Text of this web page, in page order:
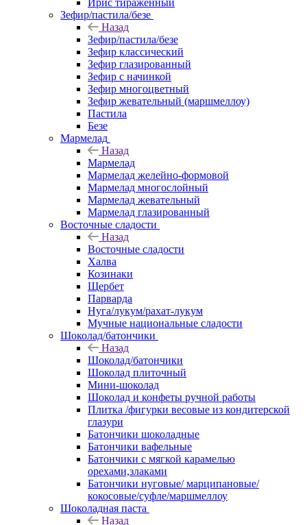
Ирис тираженный
Зефир/пастила/безе
Назад
Зефир/пастила/безе
Зефир классический
Зефир глазированный
Зефир с начинкой
Зефир многоцветный
Зефир жевательный (маршмеллоу)
Пастила
Безе
Мармелад
Назад
Мармелад
Мармелад желейно-формовой
Мармелад многослойный
Мармелад жевательный
Мармелад глазированный
Восточные сладости
Назад
Восточные сладости
Халва
Козинаки
Щербет
Парварда
Нуга/лукум/рахат-лукум
Мучные национальные сладости
Шоколад/батончики
Назад
Шоколад/батончики
Шоколад плиточный
Мини-шоколад
Шоколад и конфеты ручной работы
Плитка /фигурки весовые из кондитерской
глазури
Батончики шоколадные
Батончики вафельные
Батончики с мягкой карамелью
орехами,злаками
Батончики нуговые/ марципановые/
кокосовые/суфле/маршмеллоу
Шоколадная паста
Назад